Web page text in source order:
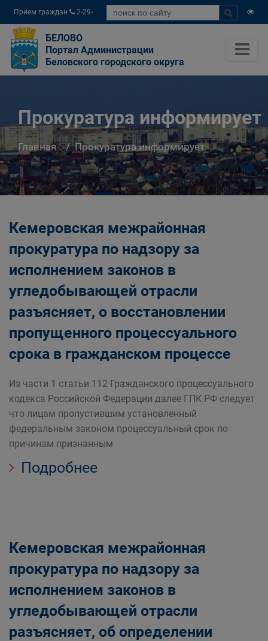
Прием граждан
2-29-
04
БЕЛОВО
Портал Администрации
Беловского городского округа
Прокуратура информирует
Главная Прокуратура информирует
Кемеровская межрайонная
прокуратура по надзору за
исполнением законов в
угледобывающей отрасли
разъясняет, о восстановлении
пропущенного процессуального
срока в гражданском процессе
Из части 1 статьи 112 Гражданского процессуального
кодекса Российской Федерации далее ГПК РФ следует
что лицам пропустившим установленный
федеральным законом процессуальный срок по
причинам признанным
Подробнее
Кемеровская межрайонная
прокуратура по надзору за
исполнением законов в
угледобывающей отрасли
разъясняет, об определении